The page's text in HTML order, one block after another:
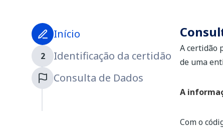
Início
Identificação da certidão
Consulta de Dados
A certidão
de uma
A
Com o